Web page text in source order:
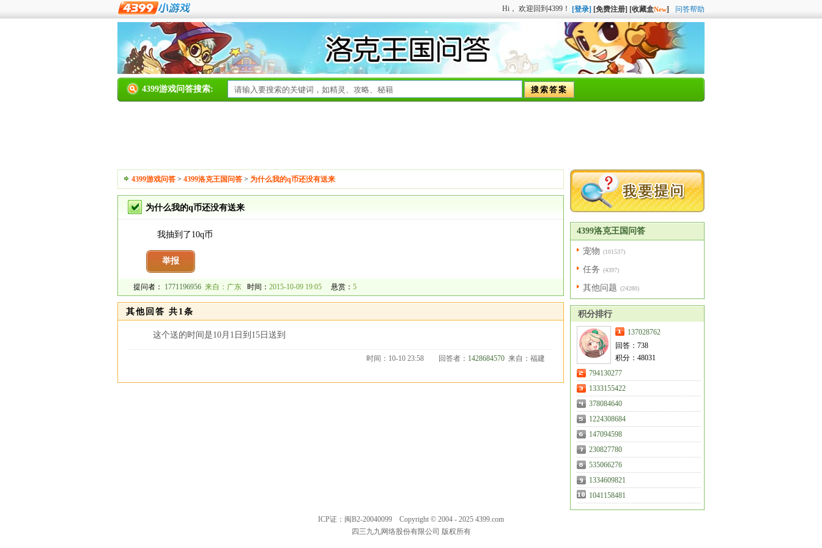
问答帮助
4399游戏问答搜索:
4399游戏问答 > 4399洛克王国问答 > 为什么我的q币还没有送来
为什么我的q币还没有送来
我抽到了10q币
举报
提问者： 1771196956 来自：广东 时间： 2015-10-09 19:05 悬赏： 5
其他回答 共1条
这个送的时间是10月1日到15日送到
回答者： 1428684570来自：福建
时间：10-10 23:58
4399洛克王国问答
宠物 (101537)
任务 (4397)
其他问题 (24280)
积分排行
137028762
回答：738
积分：48031
794130277
1333155422
378084640
1224308684
147094598
230827780
535066276
1334609821
1041158481
ICP证：闽B2-20040099 Copyright © 2004 - 2025 4399.com
四三九九网络股份有限公司 版权所有